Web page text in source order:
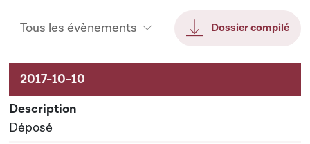
Tous les évènements Dossier compilé
Activités sur le dossier
Déposé